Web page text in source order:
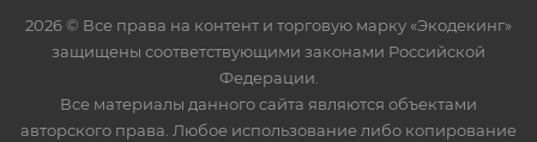
2026 © Все права на контент и торговую марку «Экодекинг»
защищены соответствующими законами Российской
Федерации.
Все материалы данного сайта являются объектами
авторского права. Любое использование либо копирование